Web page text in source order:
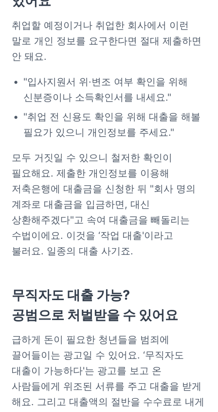
취업할 예정이거나 취업한 회사에서 이런
말로 개인 정보를 요구한다면 절대 제출하면
안 돼요.
"입사지원서 위·변조 여부 확인을 위해
신분증이나 소득확인서를 내세요."
"취업 전 신용도 확인을 위해 대출을 해볼
필요가 있으니 개인정보를 주세요."
모두 거짓일 수 있으니 철저한 확인이
필요해요. 제출한 개인정보를 이용해
저축은행에 대출금을 신청한 뒤 "회사 명의
계좌로 대출금을 입금하면, 대신
상환해주겠다"고 속여 대출금을 빼돌리는
수법이에요. 이것을 ‘작업 대출'이라고
불러요. 일종의 대출 사기죠.
무직자도 대출 가능?
공범으로 처벌받을 수 있어요
급하게 돈이 필요한 청년들을 범죄에
끌어들이는 광고일 수 있어요. ‘무직자도
대출이 가능하다'는 광고를 보고 온
사람들에게 위조된 서류를 주고 대출을 받게
해요. 그리고 대출액의 절반을 수수료로 내게